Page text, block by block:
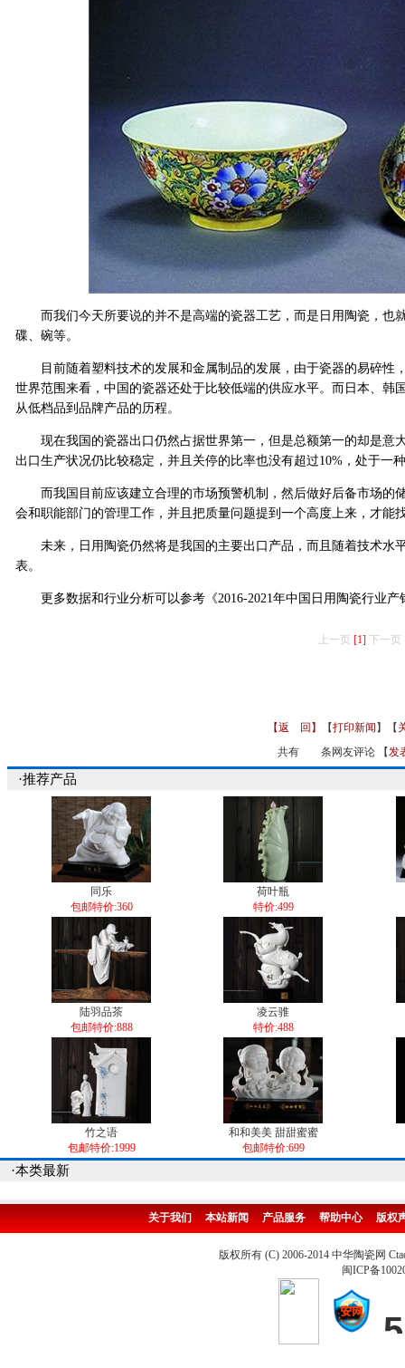
而我们今天所要说的并不是高端的瓷器工艺，而是日用陶瓷，也
碟、碗等。
目前随着塑料技术的发展和金属制品的发展，由于瓷器的易碎性
世界范围来看，中国的瓷器还处于比较低端的供应水平。而日本、韩
从低档品到品牌产品的历程。
现在我国的瓷器出口仍然占据世界第一，但是总额第一的却是意
出口生产状况仍比较稳定，并且关停的比率也没有超过10%，处于一
而我国目前应该建立合理的市场预警机制，然后做好后备市场的
会和职能部门的管理工作，并且把质量问题提到一个高度上来，才能
未来，日用陶瓷仍然将是我国的主要出口产品，而且随着技术水
表。
更多数据和行业分析可以参考《2016-2021年中国日用陶瓷行业产
上一页 [1] 下一页
【返 回】 【打印新闻 】【
共有
条网友评论 【发
·推荐产品
同乐
包邮特价:360
荷叶瓶
特价:499
陆羽品茶
包邮特价:888
凌云骓
特价:488
竹之语
包邮特价:1999
和和美美 甜甜蜜蜜
包邮特价:699
·本类最新
关于我们 本站新闻 产品服务 帮助中心 版权
版权所有 (C) 2006-2014 中华陶瓷网
闽ICP备